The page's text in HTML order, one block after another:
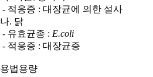
- 적응증 : 대장균에 의한 설사
나. 닭
- 유효균종 : E.coli
- 적응증 : 대장균증
용법용량